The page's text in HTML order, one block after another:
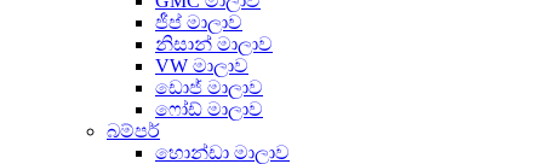
ජීප් මාලාව
නිසාන් මාලාව
VW මාලාව
ඩොජ් මාලාව
ෆෝඩ් මාලාව
බම්පර්
හොන්ඩා මාලාව